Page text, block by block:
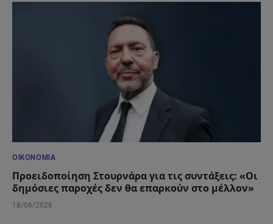
ΟΙΚΟΝΟΜΊΑ
Προειδοποίηση Στουρνάρα για τις συντάξεις: «Οι
δημόσιες παροχές δεν θα επαρκούν στο μέλλον»
18/06/2026